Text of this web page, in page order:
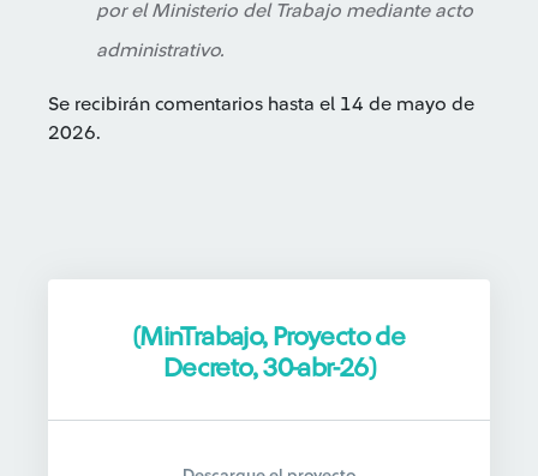
por el Ministerio del Trabajo mediante acto
administrativo.
Se recibirán comentarios hasta el 14 de mayo de
2026.
(MinTrabajo, Proyecto de
Decreto, 30-abr-26)